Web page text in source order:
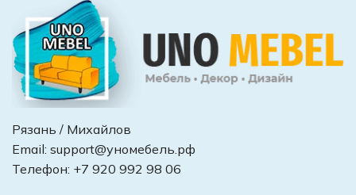
Рязань / Михайлов
Email: support@уномебель.рф
Телефон: +7 920 992 98 06